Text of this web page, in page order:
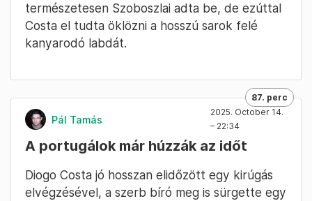
természetesen Szoboszlai adta be, de ezúttal
Costa el tudta öklözni a hosszú sarok felé
kanyarodó labdát.
87. perc
Pál Tamás
2025. October 14.
– 22:34
A portugálok már húzzák az időt
Diogo Costa jó hosszan elidőzött egy kirúgás
elvégzésével, a szerb bíró meg is sürgette egy